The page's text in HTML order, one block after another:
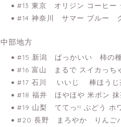
#13 東京 オリジン コーヒー
#14 神奈川 サマー ブルー
中部地方
#15 新潟 ばっかいい 柿の種
#16 富山 まるで スイカっち
#17 石川 いいじ 棒ほうじ
#18 福井 ほやほや 米ポン 抹
#19 山梨 ててっ!! ぶどう ホ
#20 長野 まろやか りんご